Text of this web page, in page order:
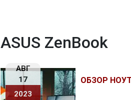
ASUS ZenBook
АВГ
17
2023
ОБЗОР